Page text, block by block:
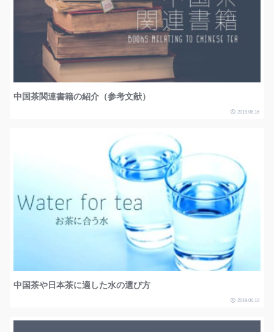
中国茶関連書籍の紹介（参考文献）
2019.06.16
中国茶や日本茶に適した水の選び方
2019.06.10